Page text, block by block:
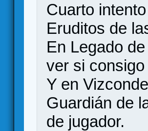
Cuarto
Eruditos de
En Legado
ver si
Y en
Guardián de
de jugador.